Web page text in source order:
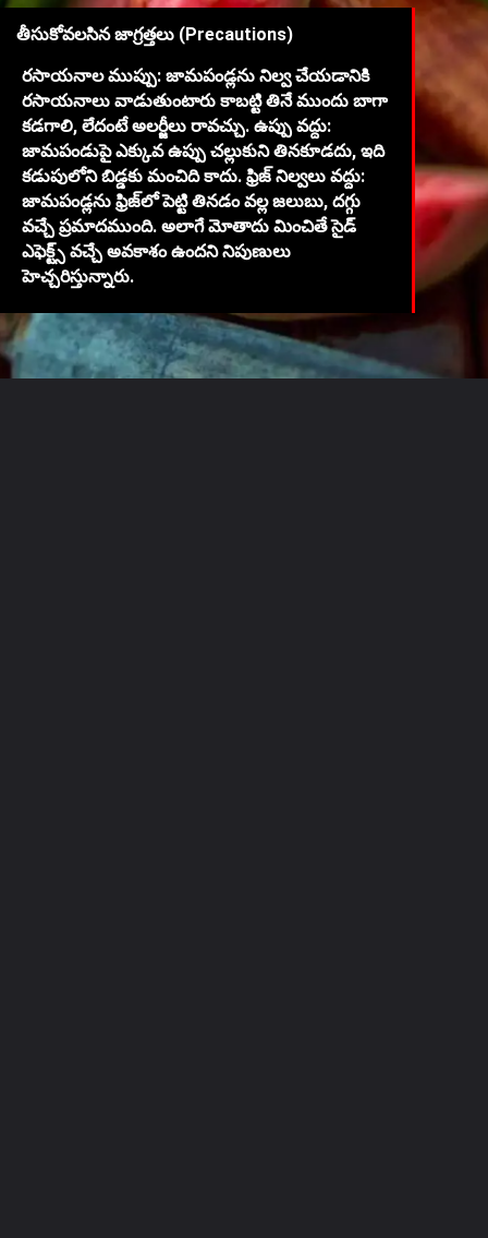
తీసుకోవలసిన జాగ్రత్తలు (Precautions)
రసాయనాల ముప్పు: జామపండ్లను నిల్వ చేయడానికి
రసాయనాలు వాడుతుంటారు కాబట్టి తినే ముందు బాగా
కడగాలి, లేదంటే అలర్జీలు రావచ్చు. ఉప్పు వద్దు:
జామపండుపై ఎక్కువ ఉప్పు చల్లుకుని తినకూడదు, ఇది
కడుపులోని బిడ్డకు మంచిది కాదు. ఫ్రిజ్ నిల్వలు వద్దు:
జామపండ్లను ఫ్రిజ్‌లో పెట్టి తినడం వల్ల జలుబు, దగ్గు
వచ్చే ప్రమాదముంది. అలాగే మోతాదు మించితే సైడ్
ఎఫెక్ట్స్ వచ్చే అవకాశం ఉందని నిపుణులు
హెచ్చరిస్తున్నారు.